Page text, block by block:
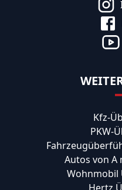
Kfz-
PKW-
Autos von A
Wohnmobil